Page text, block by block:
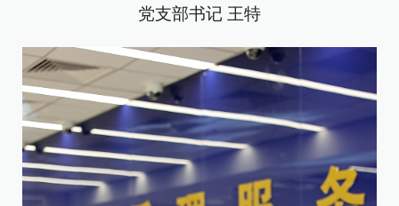
党支部书记 王特